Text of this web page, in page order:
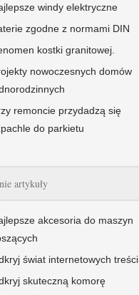
windy elektryczne
zgodne z normami DIN
kostki granitowej.
nowoczesnych domów
remoncie przydadzą się
do parkietu
artykuły
akcesoria do maszyn
świat internetowych treści
skuteczną komorę